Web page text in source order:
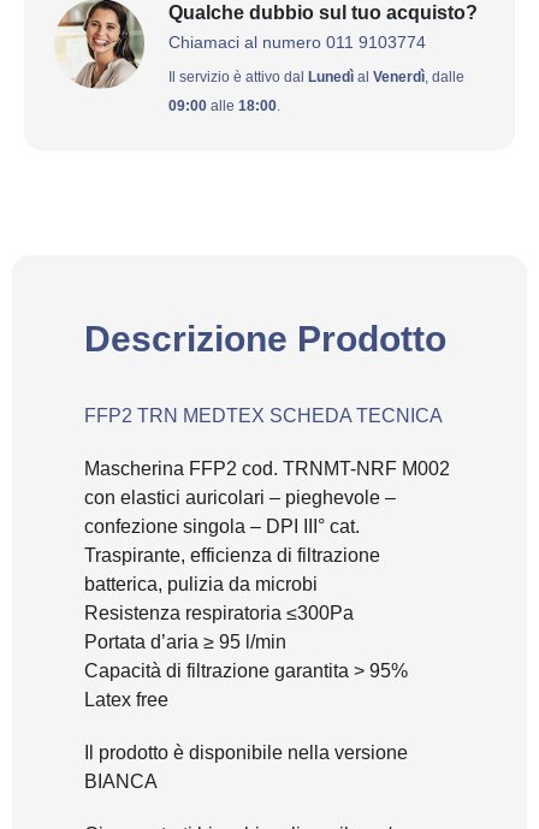
Qualche dubbio sul tuo acquisto?
Chiamaci al numero 011 9103774
Il servizio è attivo dal Lunedì al Venerdì , dalle
09:00 alle 18:00
Descrizione Prodotto
FFP2 TRN MEDTEX SCHEDA TECNICA
Mascherina FFP2 cod. TRNMT-NRF M002
con elastici auricolari – pieghevole –
confezione singola – DPI III° cat.
Traspirante, efficienza di filtrazione
batterica, pulizia da microbi
Resistenza respiratoria ≤300Pa
Portata d’aria ≥ 95 l/min
Capacità di filtrazione garantita > 95%
Latex free
Il prodotto è disponibile nella versione
BIANCA